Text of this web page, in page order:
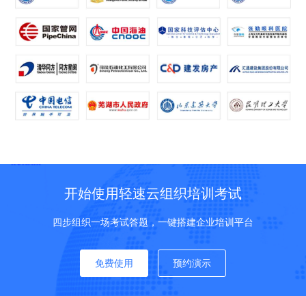
开始使用轻速云组织培训考试
四步组织一场考试答题，一键搭建企业培训平台
免费使用 预约演示